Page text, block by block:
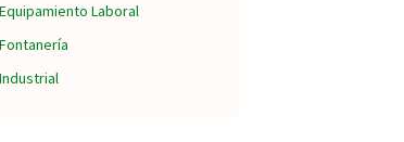
Laboral